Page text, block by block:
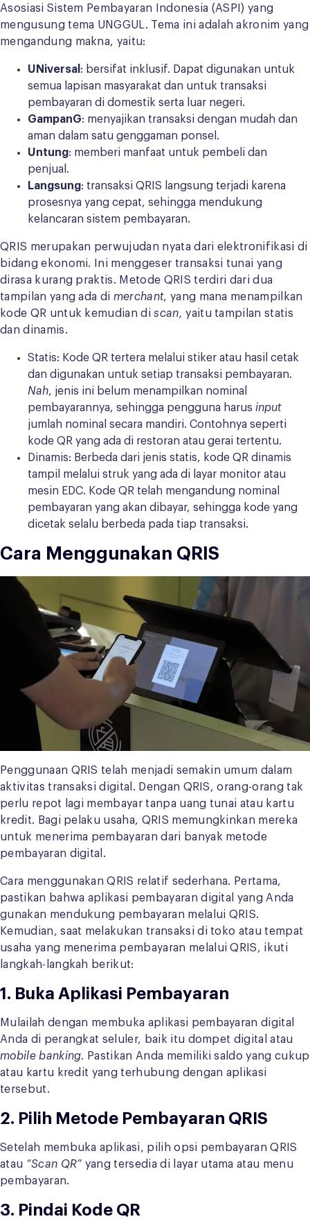
Asosiasi Sistem Pembayaran Indonesia (ASPI) yang
mengusung tema UNGGUL. Tema ini adalah akronim yang
mengandung makna, yaitu:
UNiversal : bersifat inklusif. Dapat digunakan untuk
semua lapisan masyarakat dan untuk transaksi
pembayaran di domestik serta luar negeri.
GampanG: menyajikan transaksi dengan mudah dan
aman dalam satu genggaman ponsel.
Untung: memberi manfaat untuk pembeli dan
penjual.
Langsung: transaksi QRIS langsung terjadi karena
prosesnya yang cepat, sehingga mendukung
kelancaran sistem pembayaran.
QRIS merupakan perwujudan nyata dari elektronifikasi di
bidang ekonomi. Ini menggeser transaksi tunai yang
dirasa kurang praktis. Metode QRIS terdiri dari dua
tampilan yang ada di merchant, yang mana menampilkan
kode QR untuk kemudian discan, yaitu tampilan statis
dan dinamis.
Statis: Kode QR tertera melalui stiker atau hasil cetak
dan digunakan untuk setiap transaksi pembayaran.
Nah, jenis ini belum menampilkan nominal
pembayarannya, sehingga pengguna harus input
jumlah nominal secara mandiri. Contohnya seperti
kode QR yang ada di restoran atau gerai tertentu.
Dinamis: Berbeda dari jenis statis, kode QR dinamis
tampil melalui struk yang ada di layar monitor atau
mesin EDC. Kode QR telah mengandung nominal
pembayaran yang akan dibayar, sehingga kode yang
dicetak selalu berbeda pada tiap transaksi.
Cara Menggunakan QRIS
Penggunaan QRIS telah menjadi semakin umum dalam
aktivitas transaksi digital. Dengan QRIS, orang-orang tak
perlu repot lagi membayar tanpa uang tunai atau kartu
kredit. Bagi pelaku usaha, QRIS memungkinkan mereka
untuk menerima pembayaran dari banyak metode
pembayaran digital.
Cara menggunakan QRIS relatif sederhana. Pertama,
pastikan bahwa aplikasi pembayaran digital yang Anda
gunakan mendukung pembayaran melalui QRIS.
Kemudian, saat melakukan transaksi di toko atau tempat
usaha yang menerima pembayaran melalui QRIS, ikuti
langkah-langkah berikut:
1. Buka Aplikasi Pembayaran
Mulailah dengan membuka aplikasi pembayaran digital
Anda di perangkat seluler, baik itu dompet digital atau
mobile banking. Pastikan Anda memiliki saldo yang cukup
atau kartu kredit yang terhubung dengan aplikasi
tersebut.
2. Pilih Metode Pembayaran QRIS
Setelah membuka aplikasi, pilih opsi pembayaran QRIS
atau “Scan QR” yang tersedia di layar utama atau menu
pembayaran.
3. Pindai Kode QR